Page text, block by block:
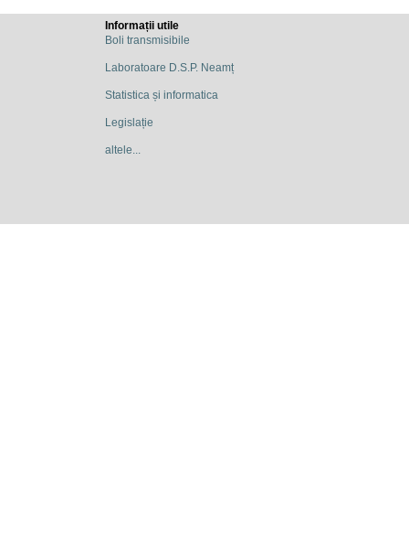
Informații utile
Boli transmisibile
Laboratoare D.S.P. Neamț
Statistica și informatica
Legislație
altele...